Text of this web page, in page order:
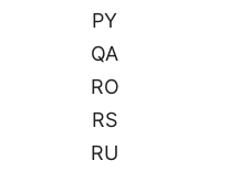
PY
QA
RO
RS
RU